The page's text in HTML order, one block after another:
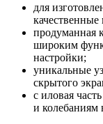
для
качественные
продуманная
широким
настройки;
уникальные
скрытого
с иловая
и колебаниям